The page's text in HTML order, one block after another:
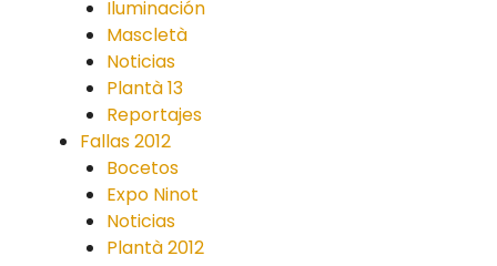
Iluminación
Mascletà
Noticias
Plantà 13
Reportajes
Fallas 2012
Bocetos
Expo Ninot
Noticias
Plantà 2012